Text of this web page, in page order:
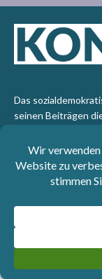
Das
seinen Beiträgen
sozialen
: SPÖ-
3393 - e-mail: